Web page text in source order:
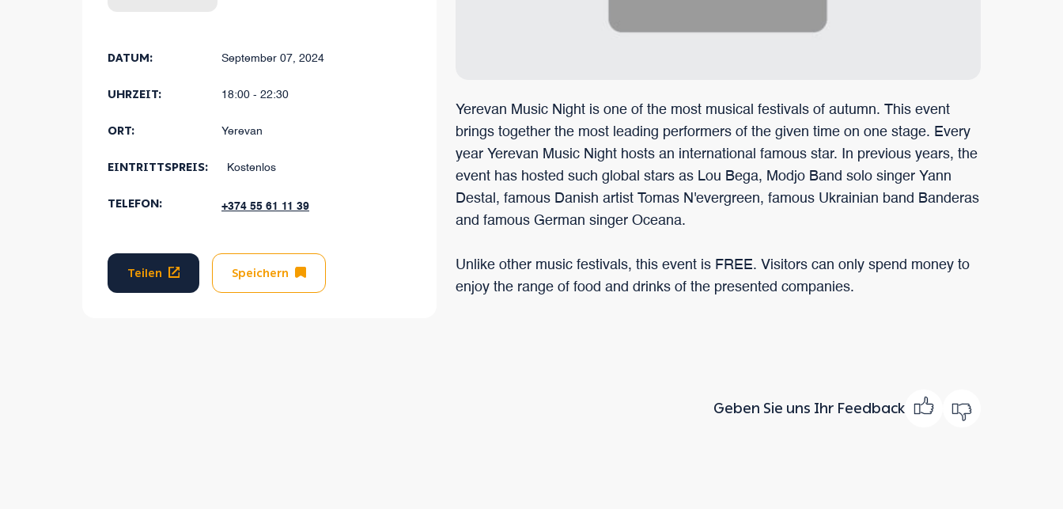
DATUM: September 07, 2024
UHRZEIT: 18:00 - 22:30
ORT: Yerevan
EINTRITTSPREIS: Kostenlos
TELEFON: +374 55 61 11 39
Teilen Speichern
Yerevan Music Night is one of the most musical festivals of autumn. This event
brings together the most leading performers of the given time on one stage. Every
year Yerevan Music Night hosts an international famous star. In previous years, the
event has hosted such global stars as Lou Bega, Modjo Band solo singer Yann
Destal, famous Danish artist Tomas N'evergreen, famous Ukrainian band Banderas
and famous German singer Oceana.
Unlike other music festivals, this event is FREE. Visitors can only spend money to
enjoy the range of food and drinks of the presented companies.
Geben Sie uns Ihr Feedback